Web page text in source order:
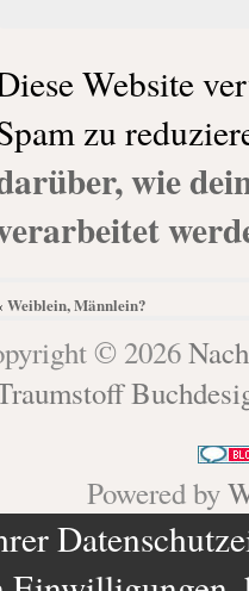
Website
zu
wie
Weiblein, Männlein?
© 2026
Powered by